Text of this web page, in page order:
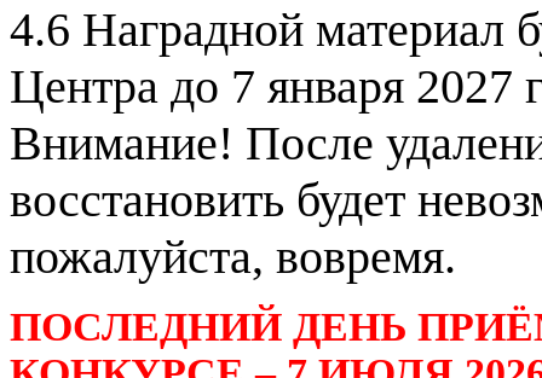
4.6 Наградной материал
Центра до 7 января 2027
Внимание! После
восстановить будет
пожалуйста, вовремя.
ПОСЛЕДНИЙ ДЕНЬ